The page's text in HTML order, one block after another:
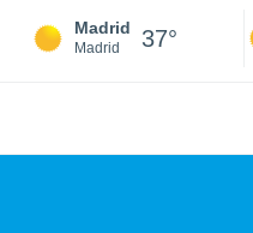
Madrid
Madrid 37°